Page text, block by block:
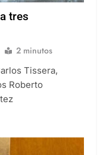
tres
2 minutos
Tissera,
Roberto